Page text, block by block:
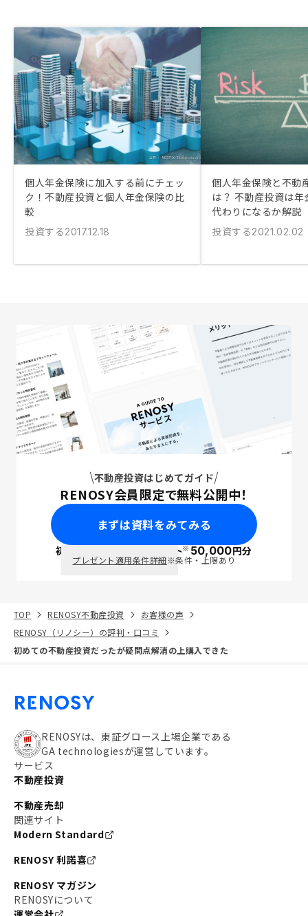
個人年金保険に加入する前にチェッ
ク！不動産投資と個人年金保険の比
較
投資する2017.12.18
個人年金保険と不動
は？ 不動産投資は
代わりになるか解説
投資する2021.02.02
不動産投資はじめてガイド
RENOSY会員限定で無料公開中！
まずは資料をみてみる
初回面談で ポイント※50,000円分
プレゼント適用条件詳細※条件・上限あり
TOP RENOSY不動産投資
お客様の声
RENOSY（リノシー）の評判・口コミ
初めての不動産投資だったが疑問点解消の上購入できた
RENOSYは、東証グロース上場企業である
GA technologiesが運営しています。
サービス
不動産投資
不動産売却
関連サイト
Modern Standard
RENOSY 利諾喜
RENOSY マガジン
RENOSYについて